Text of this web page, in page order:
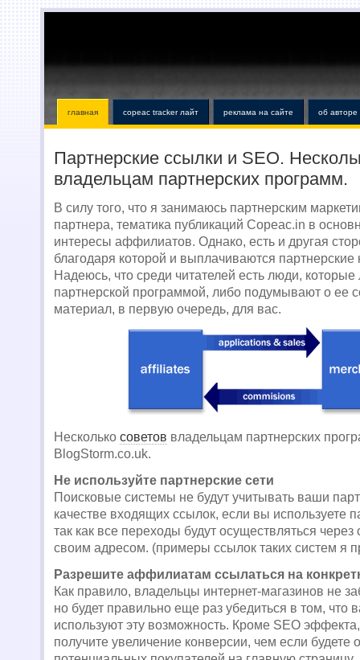
главная copeac tracker лайт реклама на сайте об авторе
Партнерские ссылки и SEO.
владельцам партнерских программ.
В силу того, что я занимаюсь партнерским
партнера, тематика публикаций Copeac.in в
интересы аффилиатов. Однако, есть и другая
благодаря которой и выплачиваются партнерские
Надеюсь, что среди читателей есть люди,
партнерской программой, либо подумывают о ее
материал, в первую очередь, для вас.
Несколько советов владельцам партнерских
BlogStorm.co.uk.
Не используйте партнерские сети
Поисковые системы не будут учитывать ваши
качестве входящих ссылок, если вы используете
так как все переходы будут осуществляться через
своим адресом. (примеры ссылок таких систем я
Разрешите аффилиатам ссылаться на
Как правило, владельцы интернет-магазинов не
но будет правильно еще раз убедиться в том, что
используют эту возможность. Кроме SEO
получите увеличение конверсии, чем если будете